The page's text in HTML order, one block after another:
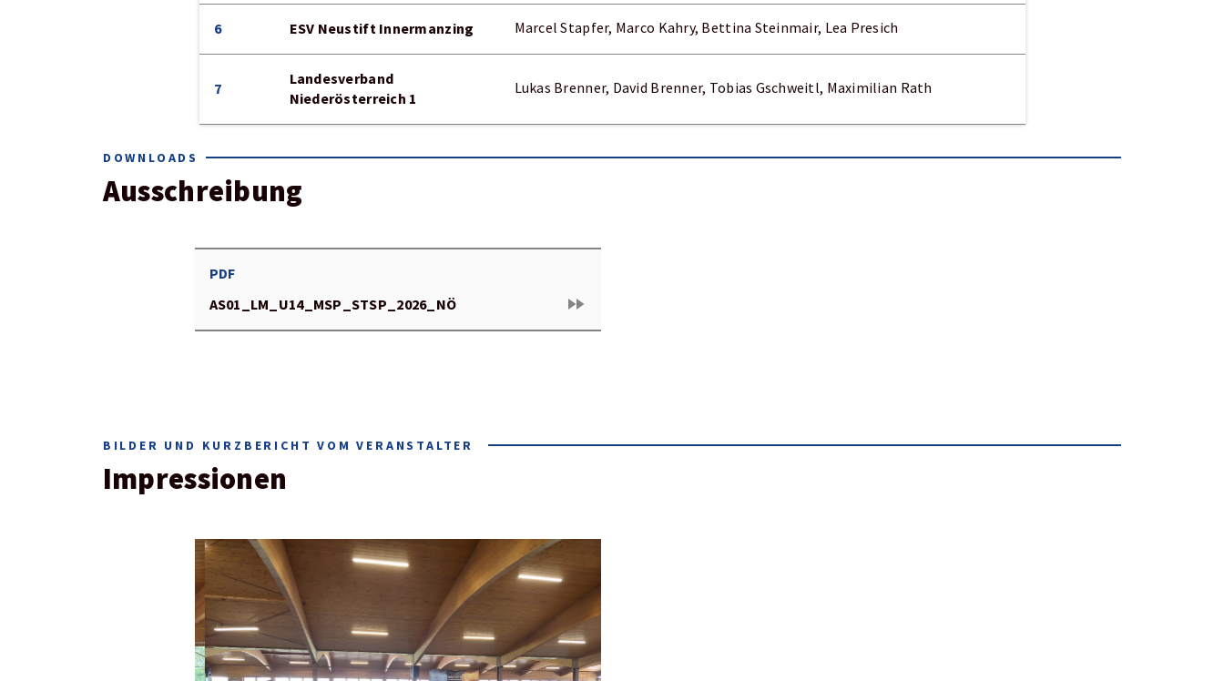
6 ESV Neustift Innermanzing Marcel Stapfer, Marco Kahry, Bettina Steinmair, Lea Presich
7
Landesverband
Niederösterreich 1
Lukas Brenner, David Brenner, Tobias Gschweitl, Maximilian Rath
DOWNLOADS
Ausschreibung
PDF
AS01_LM_U14_MSP_STSP_2026_NÖ
fast_forward
BILDER UND KURZBERICHT VOM VERANSTALTER
Impressionen